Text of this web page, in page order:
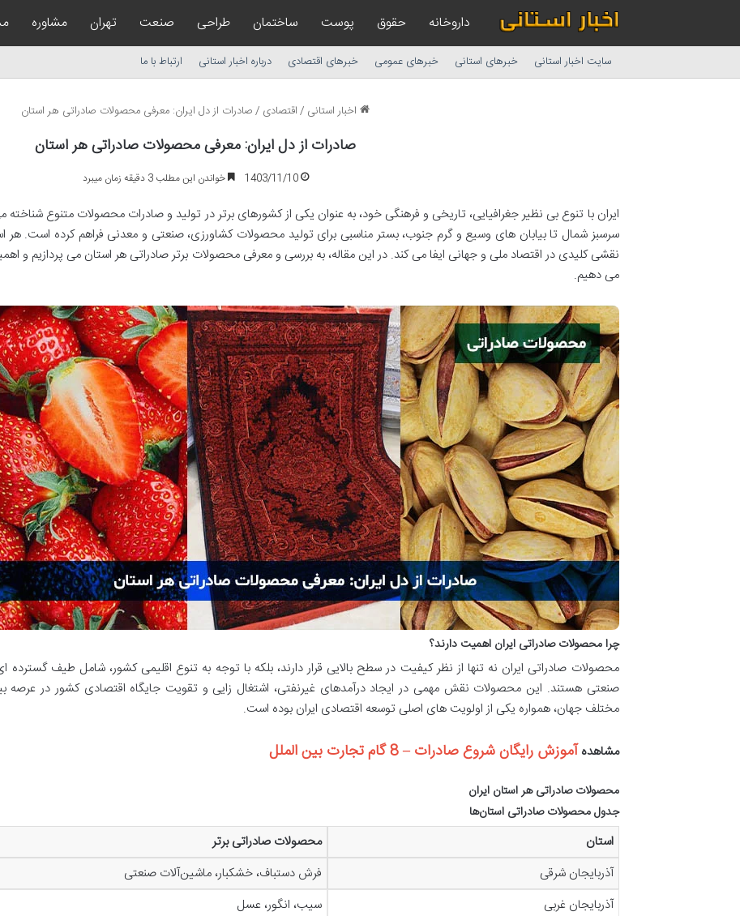
داروخانه حقوق پوست ساختمان طراحی صنعت تهران مشاوره
سایت اخبار استانی خبرهای استانی خبرهای عمومی خبرهای اقتصادی درباره اخبار استانی ارتباط با ما
اخبار استانی /اقتصادی /صادرات از دل ایران: معرفی محصولات صادراتی هر استان
صادرات از دل ایران: معرفی محصولات صادراتی هر استان
1403/11/10 خواندن این مطلب 3 دقیقه زمان میبرد
ایران با تنوع بی نظیر جغرافیایی، تاریخی و فرهنگی خود، به عنوان یکی از کشورهای برتر در تولید و صادرات محصولات متنوع
سرسبز شمال تا بیابان های وسیع و گرم جنوب، بستر مناسبی برای تولید محصولات کشاورزی، صنعتی و معدنی فراهم کرده است. هر
نقشی کلیدی در اقتصاد ملی و جهانی ایفا می کند. در این مقاله، به بررسی و معرفی محصولات برتر صادراتی هر استان می پردازیم و
می دهیم.
چرا محصولات صادراتی ایران اهمیت دارند؟
محصولات صادراتی ایران نه تنها از نظر کیفیت در سطح بالایی قرار دارند، بلکه با توجه به تنوع اقلیمی کشور، شامل طیف
صنعتی هستند. این محصولات نقش مهمی در ایجاد درآمدهای غیرنفتی، اشتغال زایی و تقویت جایگاه اقتصادی کشور در عرصه
مختلف جهان، همواره یکی از اولویت های اصلی توسعه اقتصادی ایران بوده است.
مشاهدهآموزش رایگان شروع صادرات – 8 گام تجارت بین الملل
محصولات صادراتی هر استان ایران
جدول محصولات صادراتی استان‌ها
استان
محصولات صادراتی برتر
آذربایجان شرقی
فرش دستباف، خشکبار، ماشین‌آلات صنعتی
آذربایجان غربی
سیب، انگور، عسل